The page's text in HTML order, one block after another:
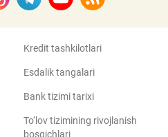
Kredit tashkilotlari
Esdalik tangalari
Bank tizimi tarixi
To‘lov tizimining rivojlanish
bosqichlari